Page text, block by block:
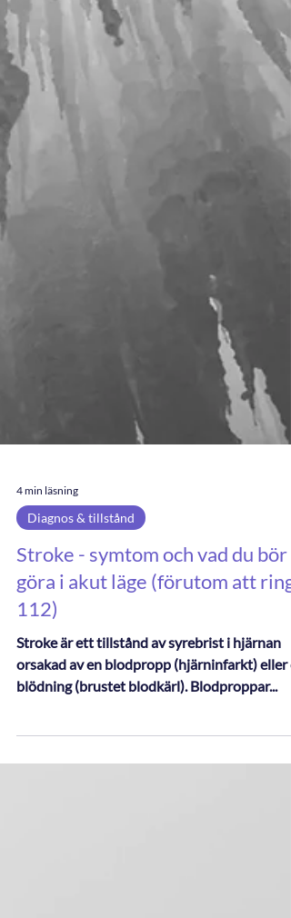
4 min läsning
Diagnos & tillstånd
Stroke - symtom och vad du bör
göra i akut läge (förutom att
112)
Stroke är ett tillstånd av syrebrist i hjärnan
orsakad av en blodpropp (hjärninfarkt) eller